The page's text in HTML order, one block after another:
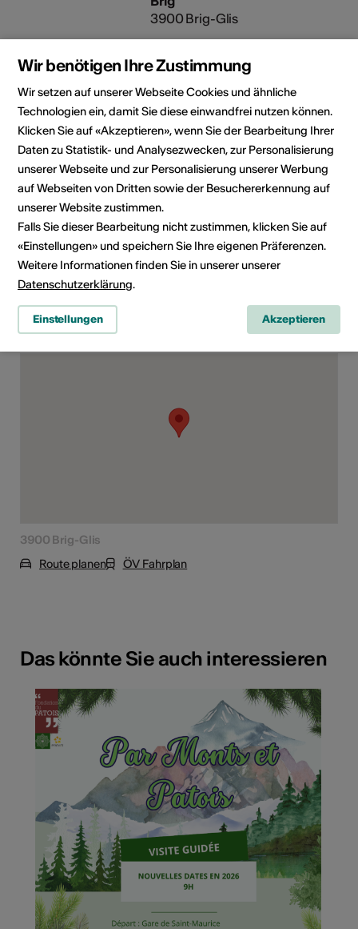
3900 Brig-Glis
Veranstalter
Visarte.Wallis
3900 Brig
Telefon +41 79 786 15 05
E-Mail
Webseite
Rubrik
Art der Veranstaltung
Ausstellung
Altersfreigabe
Für alle
Veranstaltungsort
3900 Brig-Glis
Route planen
ÖV Fahrplan
Das könnte Sie auch interessieren
Wir benötigen Ihre Zustimmung
Wir setzen auf unserer Webseite Cookies und ähnliche
Technologien ein, damit Sie diese einwandfrei nutzen können.
Klicken Sie auf «Akzeptieren», wenn Sie der Bearbeitung Ihrer
Daten zu Statistik- und Analysezwecken, zur Personalisierung
unserer Webseite und zur Personalisierung unserer Werbung
auf Webseiten von Dritten sowie der Besuchererkennung auf
unserer Website zustimmen.
Falls Sie dieser Bearbeitung nicht zustimmen, klicken Sie auf
«Einstellungen» und speichern Sie Ihre eigenen Präferenzen.
Weitere Informationen finden Sie in unserer unserer
Datenschutzerklärung.
Einstellungen Akzeptieren